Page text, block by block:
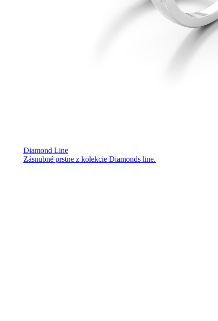
Diamond Line
Zásnubné prstne z kolekcie Diamonds line.